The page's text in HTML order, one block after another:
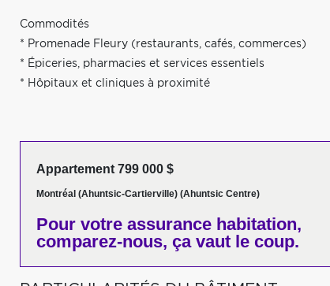
Commodités
* Promenade Fleury (restaurants, cafés, commerces)
* Épiceries, pharmacies et services essentiels
* Hôpitaux et cliniques à proximité
Appartement 799 000 $
Montréal (Ahuntsic-Cartierville) (Ahuntsic Centre)
Pour votre assurance habitation,
comparez-nous, ça vaut le coup.